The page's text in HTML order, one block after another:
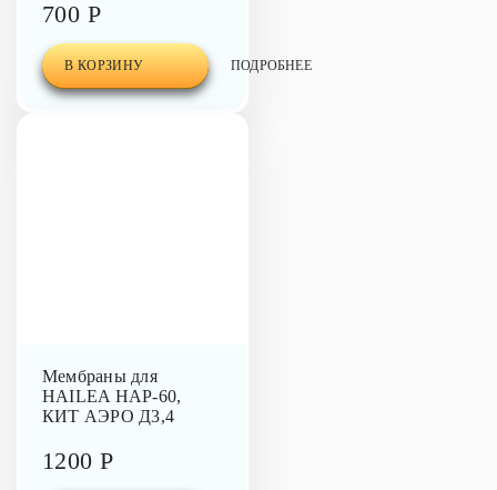
700 Р
В КОРЗИНУ ПОДРОБНЕЕ
Мембраны для
HAILEA HAP-60,
КИТ АЭРО Д3,4
1200 Р